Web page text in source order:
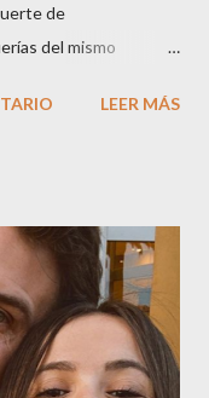
de
del mismo
hijas Carolina (CEO
Carol Pagés nos
Rosa en RCE
jueves de 17 a 18
Pagés La cita ,en el
reunió a figuras
LEER MÁS